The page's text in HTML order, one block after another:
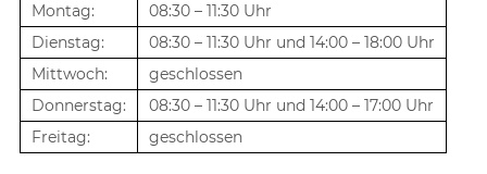
Montag:
08:30 – 11:30 Uhr
Dienstag:
08:30 – 11:30 Uhr und 14:00 – 18:00 Uhr
Mittwoch:
geschlossen
Donnerstag:
08:30 – 11:30 Uhr und 14:00 – 17:00 Uhr
Freitag:
geschlossen